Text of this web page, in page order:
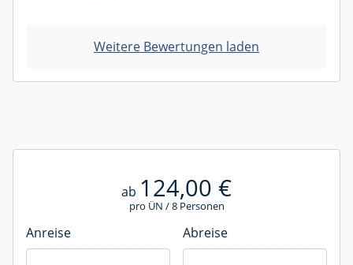
Weitere Bewertungen laden
ab 124,00 €
pro ÜN / 8 Personen
Anreise Abreise